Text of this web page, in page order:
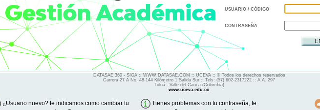
USUARIO / CÓDIGO
CONTRASEÑA
DATASAE 360 - SIGA :: WWW.DATASAE.COM :: UCEVA :: © Todos los derechos reservados
Carrera 27 A No. 48-144 Kilómetro 1 Salida Sur :: Tels: (57) 602-2317222 :: A.A. 297
Tuluá - Valle del Cauca (Colombia)
www.uceva.edu.co
¿Usuario nuevo? te indicamos como cambiar tu
Tienes problemas con tu contraseña, te